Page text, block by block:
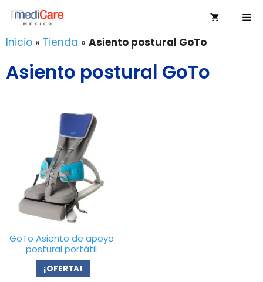
Saltar
contenido
Inicio » Tienda » Asiento postural GoTo
Asiento postural GoTo
GoTo Asiento de apoyo
postural portátil
¡OFERTA!